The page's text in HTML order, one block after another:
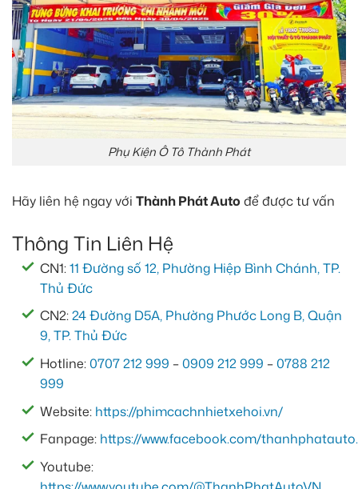
Phụ Kiện Ô Tô Thành Phát
Hãy liên hệ ngay với Thành Phát Auto để được tư vấn
Thông Tin Liên Hệ
CN1:11 Đường số 12, Phường Hiệp Bình Chánh, TP.
Thủ Đức
CN2:24 Đường D5A, Phường Phước Long B, Quận
9, TP. Thủ Đức
Hotline:0707 212 999 –0909 212 999 –0788 212
999
Website: https://phimcachnhietxehoi.vn/
Fanpage: https://www.facebook.com/
Youtube: